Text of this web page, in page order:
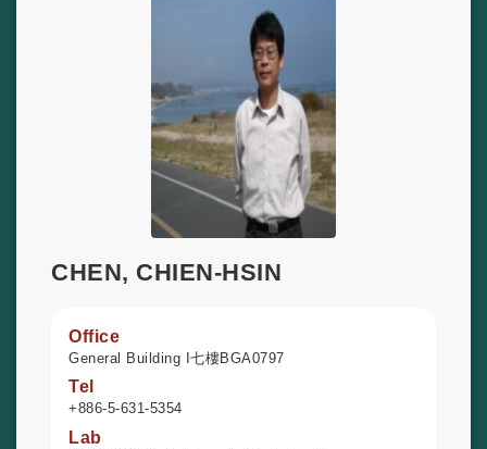
CHEN, CHIEN-HSIN
Office
General Building I七樓BGA0797
Tel
+886-5-631-5354
Lab